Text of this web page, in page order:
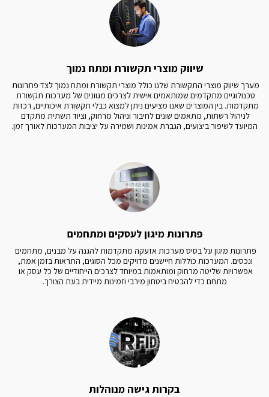
שיווק מוצרי תקשורת ומתח נמוך
מערך שיווק מוצרי התקשורת שלנו כולל מוצרי תקשורת ומתח נמוך לצד פתרונות
טכנולוגיים מתקדמים שמותאמים אישית לצרכים מגוונים של מערכות תקשורת
מתקדמות. בין המוצרים שאנו מציעים ניתן למצוא כבלי תקשורת איכותיים, רכזות
לניהול רשתות, מתאמים שונים לחיבור וניהול מרחוק, וציוד תשתית מתקדם
המיועד לשיפור ביצועים, הגברת אמינות ושמירה על יציבות המערכות לאורך זמן.
פתרונות מיגון לעסקים ומתחמים
פתרונות מיגון על בסיס מערכות אזעקה מתקדמות להגנה על מבנים, מתחמים
ונכסים. המערכות כוללות חיישנים מדויקים מכל הסוגים, התראות בזמן אמת,
אפשרויות שליטה מרחוק ומותאמות במיוחד לצרכים הייחודיים של כל עסק או
מתחם כדי להבטיח ביטחון מירבי וזמינות מיידית בעת הצורך.
בקרות גישה מנוהלות